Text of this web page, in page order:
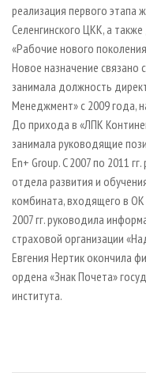
ИНСТРУМЕНТ И
БИБЛИОТЕКА
реализация первого
Селенгинского ЦКК, а
«Рабочие нового
Новое назначение связано
занимала должность
Менеджмент» с 2009 года,
До прихода в «ЛПК
занимала руководящие
En+ Group. C 2007 по 2011
отдела развития и
комбината, входящего в ОК
2007 гг. руководила
страховой организации
Евгения Нертик окончила
ордена «Знак Почета»
института.